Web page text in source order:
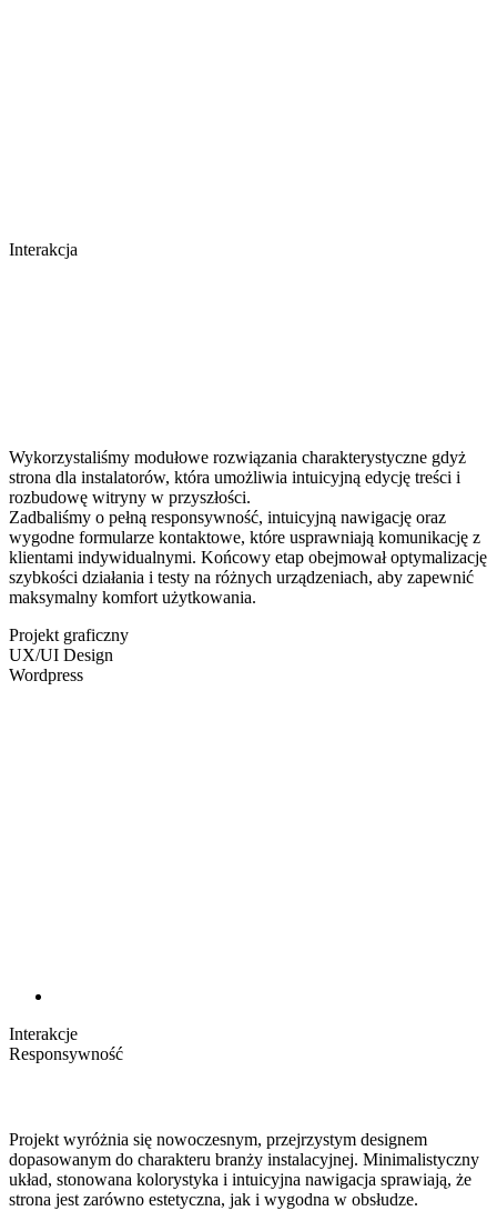
Interakcja
Wykorzystaliśmy modułowe rozwiązania charakterystyczne gdyż
strona dla instalatorów, która umożliwia intuicyjną edycję treści i
rozbudowę witryny w przyszłości.
Zadbaliśmy o pełną responsywność, intuicyjną nawigację oraz
wygodne formularze kontaktowe, które usprawniają komunikację z
klientami indywidualnymi. Końcowy etap obejmował optymalizację
szybkości działania i testy na różnych urządzeniach, aby zapewnić
maksymalny komfort użytkowania.
Projekt graficzny
UX/UI Design
Wordpress
Interakcje
Responsywność
Projekt wyróżnia się nowoczesnym, przejrzystym designem
dopasowanym do charakteru branży instalacyjnej. Minimalistyczny
układ, stonowana kolorystyka i intuicyjna nawigacja sprawiają, że
strona jest zarówno estetyczna, jak i wygodna w obsłudze.